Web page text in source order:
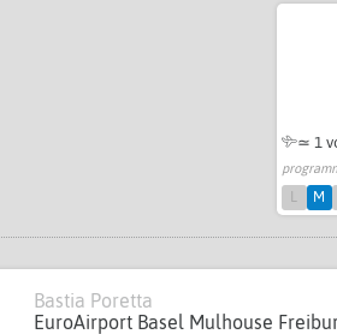
≃ 1
L M
Bastia Poretta
EuroAirport Basel Mulhouse